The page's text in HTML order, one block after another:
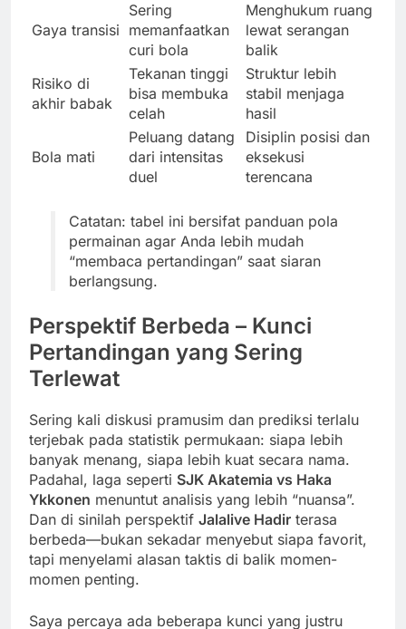
Gaya transisi
Sering
memanfaatkan
curi bola
Menghukum ruang
lewat serangan
balik
Risiko di
akhir babak
Tekanan tinggi
bisa membuka
celah
Struktur lebih
stabil menjaga
hasil
Bola mati
Peluang datang
dari intensitas
duel
Disiplin posisi dan
eksekusi
terencana
Catatan: tabel ini bersifat panduan pola
permainan agar Anda lebih mudah
“membaca pertandingan” saat siaran
berlangsung.
Perspektif Berbeda – Kunci
Pertandingan yang Sering
Terlewat
Sering kali diskusi pramusim dan prediksi terlalu
terjebak pada statistik permukaan: siapa lebih
banyak menang, siapa lebih kuat secara nama.
Padahal, laga seperti SJK Akatemia vs Haka
Ykkonen menuntut analisis yang lebih “nuansa”.
Dan di sinilah perspektif Jalalive Hadir terasa
berbeda—bukan sekadar menyebut siapa favorit,
tapi menyelami alasan taktis di balik momen-
momen penting.
Saya percaya ada beberapa kunci yang justru